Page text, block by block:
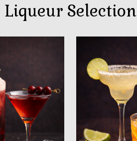
Liqueur Selection